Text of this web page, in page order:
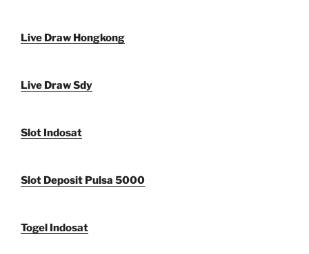
Live Draw Hongkong
Live Draw Sdy
Slot Indosat
Slot Deposit Pulsa 5000
Togel Indosat